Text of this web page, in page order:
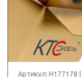
Артикул: H177178 |